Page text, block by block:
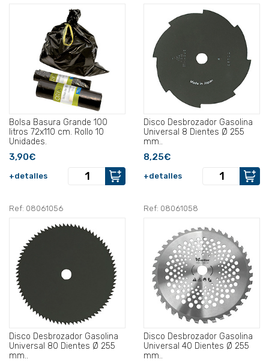
Bolsa Basura Grande 100
litros 72x110 cm. Rollo 10
Unidades.
3,90€
+detalles
Disco Desbrozador Gasolina
Universal 8 Dientes Ø 255
mm..
8,25€
+detalles
Ref: 08061056
Disco Desbrozador Gasolina
Universal 80 Dientes Ø 255
mm..
Ref: 08061058
Disco Desbrozador Gasolina
Universal 40 Dientes Ø 255
mm..